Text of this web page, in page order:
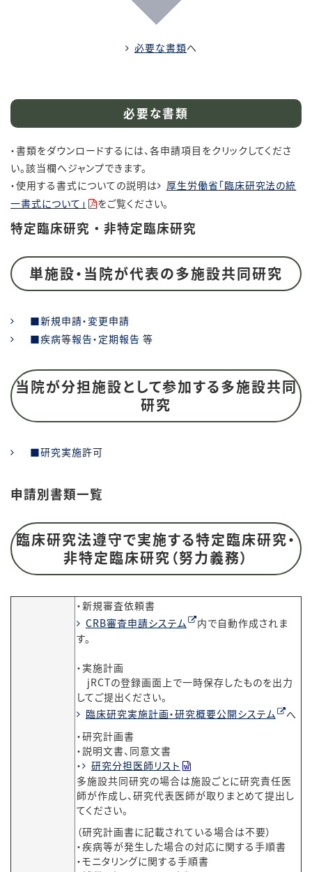
必要な書類へ
必要な書類
・書類をダウンロードするには、各申請項目をクリックしてくださ
い。該当欄へジャンプできます。
・使用する書式についての説明は
厚生労働省「臨床研究法の統
一書式について」
をご覧ください。
特定臨床研究 ・ 非特定臨床研究
単施設・当院が代表の多施設共同研究
■新規申請・変更申請
■疾病等報告・定期報告 等
当院が分担施設として参加する多施設共同
研究
■研究実施許可
申請別書類一覧
臨床研究法遵守で実施する特定臨床研究・
非特定臨床研究（努力義務）
・新規審査依頼書
CRB審査申請システム
内で自動作成されま
す。
・実施計画
jRCTの登録画面上で一時保存したものを出力
してご提出ください。
臨床研究実施計画・研究概要公開システム
へ
・研究計画書
・説明文書、同意文書
・
研究分担医師リスト
多施設共同研究の場合は施設ごとに研究責任医
師が作成し、研究代表医師が取りまとめて提出し
てください。
（研究計画書に記載されている場合は不要）
・疾病等が発生した場合の対応に関する手順書
・モニタリングに関する手順書